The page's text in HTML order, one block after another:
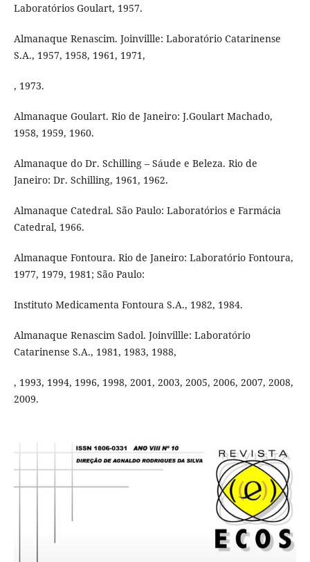
Laboratórios Goulart, 1957.
Almanaque Renascim. Joinvillle: Laboratório Catarinense
S.A., 1957, 1958, 1961, 1971,
, 1973.
Almanaque Goulart. Rio de Janeiro: J.Goulart Machado,
1958, 1959, 1960.
Almanaque do Dr. Schilling – Sáude e Beleza. Rio de
Janeiro: Dr. Schilling, 1961, 1962.
Almanaque Catedral. São Paulo: Laboratórios e Farmácia
Catedral, 1966.
Almanaque Fontoura. Rio de Janeiro: Laboratório Fontoura,
1977, 1979, 1981; São Paulo:
Instituto Medicamenta Fontoura S.A., 1982, 1984.
Almanaque Renascim Sadol. Joinvillle: Laboratório
Catarinense S.A., 1981, 1983, 1988,
, 1993, 1994, 1996, 1998, 2001, 2003, 2005, 2006, 2007, 2008,
2009.